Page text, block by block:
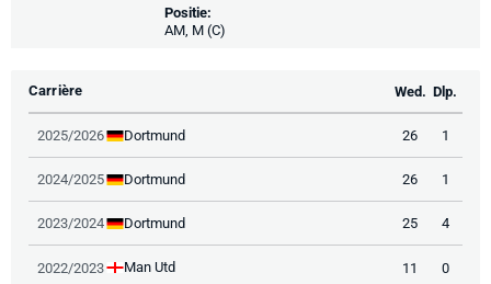
Positie:
AM, M (C)
Carrière Wed. Dlp.
2025/2026 Dortmund 26 1
2024/2025 Dortmund 26 1
2023/2024 Dortmund 25 4
2022/2023 Man Utd 11 0